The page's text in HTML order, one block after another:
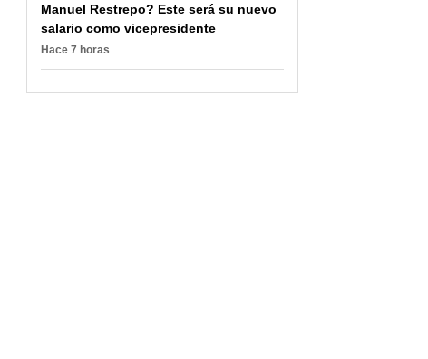
Manuel Restrepo? Este será su nuevo
salario como vicepresidente
Hace 7 horas